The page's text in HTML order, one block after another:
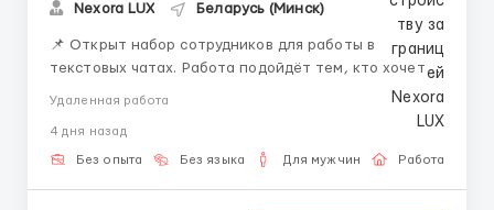
Nexora LUX Беларусь (Минск)
📌 Открыт набор сотрудников для работы в
текстовых чатах. Работа подойдёт тем, кто хочет
работать удалённо и развиваться в сфере онлайн-
переписку — отвечать на сообщения —
сопровождать клиентов — работать с внутренней
Удаленная работа
4 дня назад
Без опыта Без языка Для мужчин Работа